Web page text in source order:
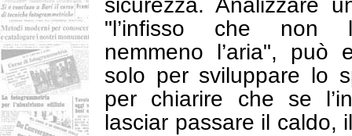
sicurezza. Analizzare
"l’infisso che non
nemmeno l’aria", può
solo per sviluppare lo
per chiarire che se
lasciar passare il caldo,